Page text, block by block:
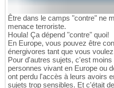
Être dans le camps "contre" ne
menace terroriste.
Houla! Ça dépend "contre" quoi!
En Europe, vous pouvez être
énergivores tant que vous
Pour d'autres sujets, c'est
personnes vivant en Europe ou
ont perdu l'accès à leurs avoirs
sujets trop sensibles. Et c'était